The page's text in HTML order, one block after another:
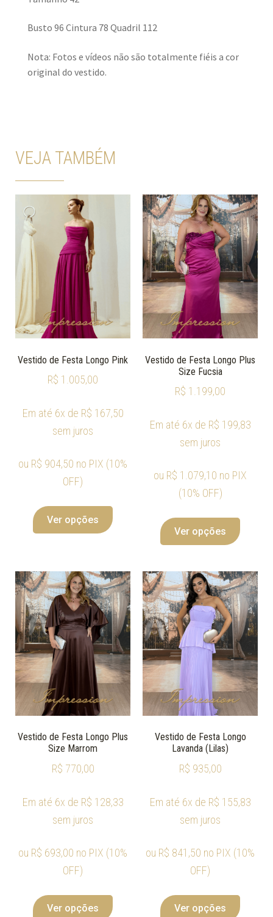
Busto 96 Cintura 78 Quadril 112
Nota: Fotos e vídeos não são totalmente fiéis a cor
original do vestido.
VEJA TAMBÉM
Vestido de Festa Longo Pink
R$ 1.005,00
Em até 6x de R$ 167,50
sem juros
ou R$ 904,50 no PIX (10%
OFF)
Ver opções
Vestido de Festa Longo Plus
Size Fucsia
R$ 1.199,00
Em até 6x de R$ 199,83
sem juros
ou R$ 1.079,10 no PIX
(10% OFF)
Ver opções
Vestido de Festa Longo Plus
Size Marrom
R$ 770,00
Em até 6x de R$ 128,33
sem juros
ou R$ 693,00 no PIX (10%
OFF)
Ver opções
Vestido de Festa Longo
Lavanda (Lilas)
R$ 935,00
Em até 6x de R$ 155,83
sem juros
ou R$ 841,50 no PIX (10%
OFF)
Ver opções